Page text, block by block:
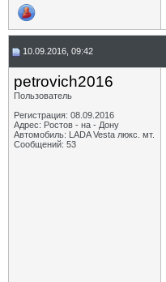
10.09.2016, 09:42
petrovich2016
Пользователь
Регистрация: 08.09.2016
Адрес: Ростов - на - Дону
Автомобиль: LADA Vesta люкс. мт.
Сообщений: 53